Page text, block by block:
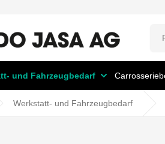
und Fahrzeugbedarf
Werkstatt- und Fahrzeugbedarf